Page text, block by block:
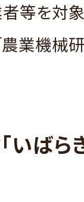
等を対
農業機械
いばら